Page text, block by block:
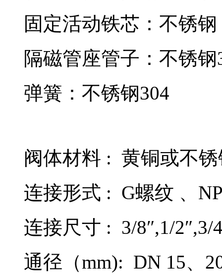
固定活动铁芯：不锈钢
隔磁管座管子：不锈钢
弹簧：不锈钢304
阀体材料 : 黄铜或不锈
连接形式 : G螺纹 、
连接尺寸 : 3/8″,1/2″,3/
通径（mm): DN 15、